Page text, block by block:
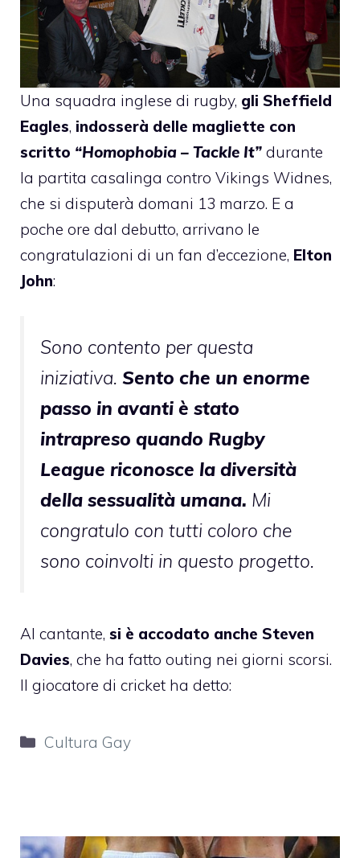
Una squadra inglese di rugby, gli Sheffield
Eagles, indosserà delle magliette con
scritto “Homophobia – Tackle It” durante
la partita casalinga contro Vikings Widnes,
che si disputerà domani 13 marzo. E a
poche ore dal debutto, arrivano le
congratulazioni di un fan d’eccezione, Elton
John:
Sono contento per questa
iniziativa. Sento che un enorme
passo in avanti è stato
intrapreso quando Rugby
League riconosce la diversità
della sessualità umana. Mi
congratulo con tutti coloro che
sono coinvolti in questo progetto.
Al cantante, si è accodato anche Steven
Davies, che ha fatto outing nei giorni scorsi.
Il giocatore di cricket ha detto:
Categorie
Cultura Gay